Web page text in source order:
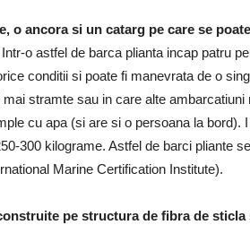
o ancora si un catarg pe care se
o astfel de barca plianta incap patru
conditii si poate fi manevrata de o
stramte sau in care alte ambarcatiuni
cu apa (si are si o persoana la bord).
300 kilograme. Astfel de barci pliante
Marine Certification Institute).
pe structura de fibra de sticla